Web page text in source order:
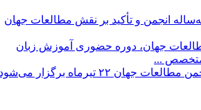
انجمن و تأکید بر نقش مطالعات جهان
جهان، دوره حضوری آموزش زبان
...
۲۲ تیرماه برگزار می‌شود